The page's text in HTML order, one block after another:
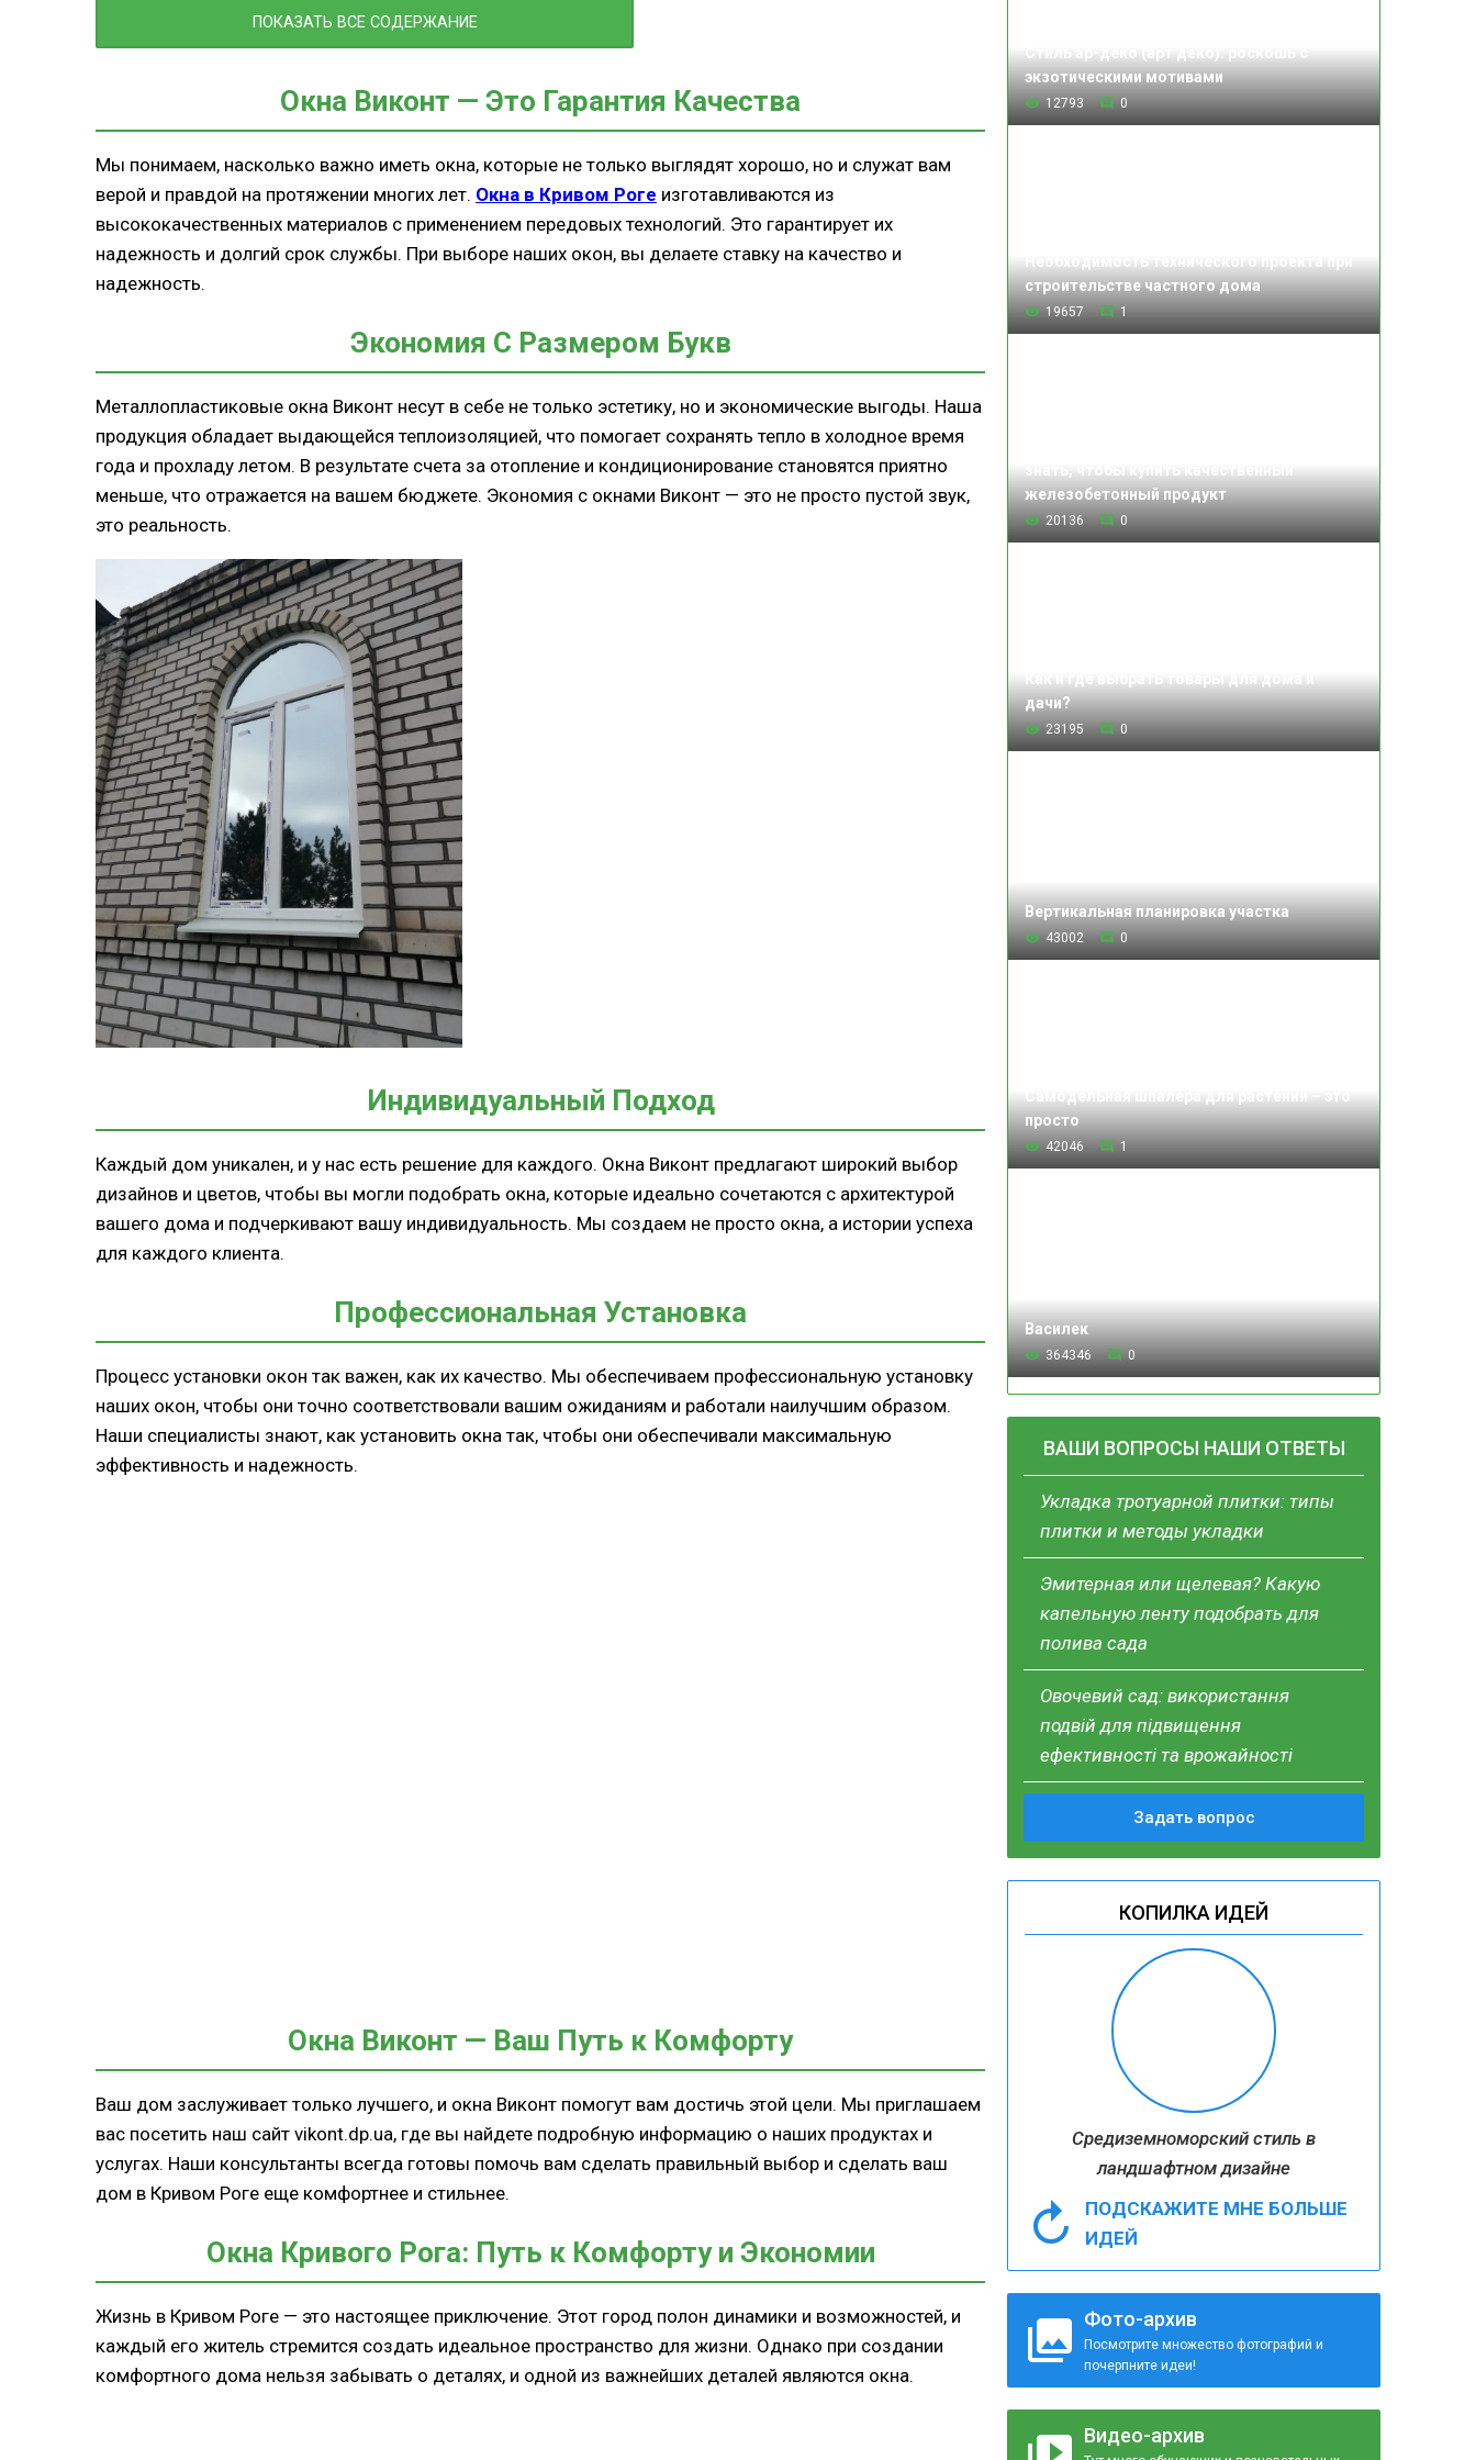
экзотическими мотивами
12793 0
строительстве частного дома
19657 1
железобетонный продукт
20136 0
дачи?
23195 0
Вертикальная планировка участка
43002 0
просто
42046 1
Василек
364346 0
ВАШИ ВОПРОСЫ НАШИ ОТВЕТЫ
Укладка тротуарной плитки: типы
плитки и методы укладки
Эмитерная или щелевая? Какую
капельную ленту подобрать для
полива сада
Овочевий сад: використання
подвій для підвищення
ефективності та врожайності
Задать вопрос
КОПИЛКА ИДЕЙ
Средиземноморский стиль в
ландшафтном дизайне
ПОДСКАЖИТЕ МНЕ БОЛЬШЕ
ИДЕЙ
Фото-архив
Посмотрите множество фотографий и
почерпните идеи!
Видео-архив
Окна Кривого Рога: Путь к Комфорту и Экономии
Индивидуальный Дизайн для Вас
Профессиональная Установка для Вашей
Уверенности
Окна Кривого Рога — Ваш Выбор для Комфорта
Заключение: Ваш Комфорт — Наш Приоритет
ПОКАЗАТЬ ВСЕ СОДЕРЖАНИЕ
Окна Виконт — Это Гарантия Качества
Мы понимаем, насколько важно иметь окна, которые не только выглядят хорошо, но и служат вам
верой и правдой на протяжении многих лет. Окна в Кривом Роге изготавливаются из
высококачественных материалов с применением передовых технологий. Это гарантирует их
надежность и долгий срок службы. При выборе наших окон, вы делаете ставку на качество и
надежность.
Экономия С Размером Букв
Металлопластиковые окна Виконт несут в себе не только эстетику, но и экономические выгоды. Наша
продукция обладает выдающейся теплоизоляцией, что помогает сохранять тепло в холодное время
года и прохладу летом. В результате счета за отопление и кондиционирование становятся приятно
меньше, что отражается на вашем бюджете. Экономия с окнами Виконт — это не просто пустой звук,
это реальность.
Индивидуальный Подход
Каждый дом уникален, и у нас есть решение для каждого. Окна Виконт предлагают широкий выбор
дизайнов и цветов, чтобы вы могли подобрать окна, которые идеально сочетаются с архитектурой
вашего дома и подчеркивают вашу индивидуальность. Мы создаем не просто окна, а истории успеха
для каждого клиента.
Профессиональная Установка
Процесс установки окон так важен, как их качество. Мы обеспечиваем профессиональную установку
наших окон, чтобы они точно соответствовали вашим ожиданиям и работали наилучшим образом.
Наши специалисты знают, как установить окна так, чтобы они обеспечивали максимальную
эффективность и надежность.
Окна Виконт — Ваш Путь к Комфорту
Ваш дом заслуживает только лучшего, и окна Виконт помогут вам достичь этой цели. Мы приглашаем
вас посетить наш сайт vikont.dp.ua, где вы найдете подробную информацию о наших продуктах и
услугах. Наши консультанты всегда готовы помочь вам сделать правильный выбор и сделать ваш
дом в Кривом Роге еще комфортнее и стильнее.
Окна Кривого Рога: Путь к Комфорту и Экономии
Жизнь в Кривом Роге — это настоящее приключение. Этот город полон динамики и возможностей, и
каждый его житель стремится создать идеальное пространство для жизни. Однако при создании
комфортного дома нельзя забывать о деталях, и одной из важнейших деталей являются окна.